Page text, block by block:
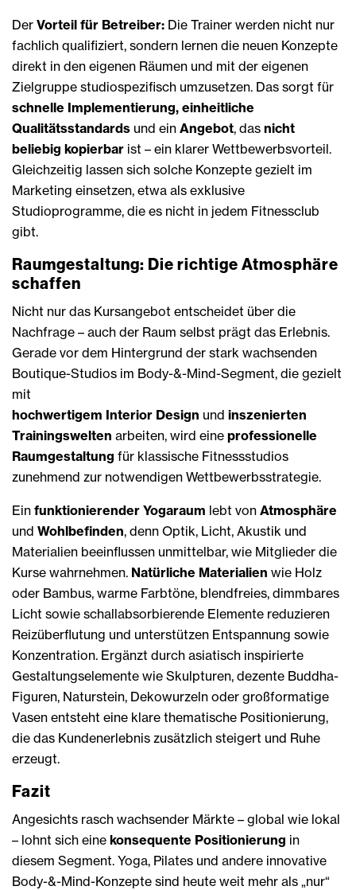
Der Vorteil für Betreiber: Die Trainer werden nicht nur
fachlich qualifiziert, sondern lernen die neuen Konzepte
direkt in den eigenen Räumen und mit der eigenen
Zielgruppe studiospezifisch umzusetzen. Das sorgt für
schnelle Implementierung, einheitliche
Qualitätsstandards und ein Angebot, das nicht
beliebig kopierbar ist – ein klarer Wettbewerbsvorteil.
Gleichzeitig lassen sich solche Konzepte gezielt im
Marketing einsetzen, etwa als exklusive
Studioprogramme, die es nicht in jedem Fitnessclub
gibt.
Raumgestaltung: Die richtige Atmosphäre
schaffen
Nicht nur das Kursangebot entscheidet über die
Nachfrage – auch der Raum selbst prägt das Erlebnis.
Gerade vor dem Hintergrund der stark wachsenden
Boutique-Studios im Body-&-Mind-Segment, die gezielt
mit
hochwertigem Interior Design und inszenierten
Trainingswelten arbeiten, wird eine professionelle
Raumgestaltung für klassische Fitnessstudios
zunehmend zur notwendigen Wettbewerbsstrategie.
Ein funktionierender Yogaraum lebt von Atmosphäre
und Wohlbefinden, denn Optik, Licht, Akustik und
Materialien beeinflussen unmittelbar, wie Mitglieder die
Kurse wahrnehmen. Natürliche Materialien wie Holz
oder Bambus, warme Farbtöne, blendfreies, dimmbares
Licht sowie schallabsorbierende Elemente reduzieren
Reizüberflutung und unterstützen Entspannung sowie
Konzentration. Ergänzt durch asiatisch inspirierte
Gestaltungselemente wie Skulpturen, dezente Buddha-
Figuren, Naturstein, Dekowurzeln oder großformatige
Vasen entsteht eine klare thematische Positionierung,
die das Kundenerlebnis zusätzlich steigert und Ruhe
erzeugt.
Fazit
Angesichts rasch wachsender Märkte – global wie lokal
– lohnt sich eine konsequente Positionierung in
diesem Segment. Yoga, Pilates und andere innovative
Body-&-Mind-Konzepte sind heute weit mehr als „nur“